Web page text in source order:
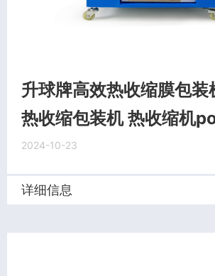
升球牌高效热收缩膜包装
热收缩包装机 热收缩机
2024-10-23
详细信息